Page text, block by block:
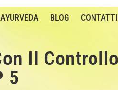
AYURVEDA BLOG CONTATTI
Il Controllo
5